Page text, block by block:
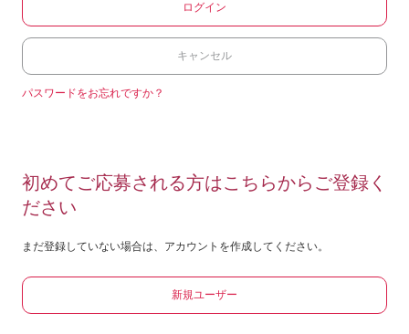
ログイン
キャンセル
パスワードをお忘れですか？
初めてご応募される方はこちらからご登録く
ださい
まだ登録していない場合は、アカウントを作成してください。
新規ユーザー